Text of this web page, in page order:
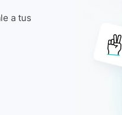
a tus